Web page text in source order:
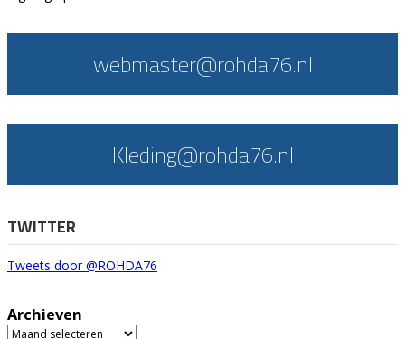
webmaster@rohda76.nl
Kleding@rohda76.nl
TWITTER
Tweets door @ROHDA76
Archieven
Archieven